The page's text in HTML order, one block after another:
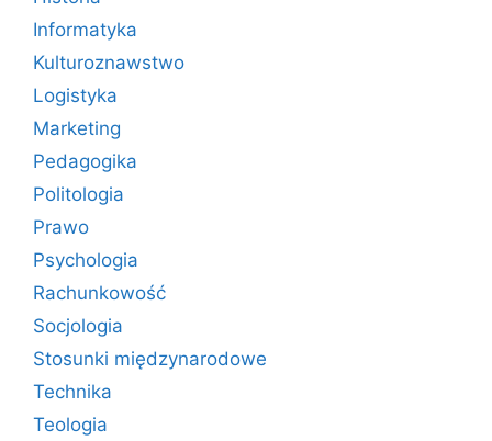
Informatyka
Kulturoznawstwo
Logistyka
Marketing
Pedagogika
Politologia
Prawo
Psychologia
Rachunkowość
Socjologia
Stosunki międzynarodowe
Technika
Teologia